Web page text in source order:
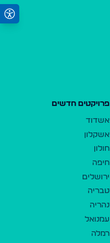
פרויקטים חדשים
אשדוד
אשקלון
חולון
חיפה
ירושלים
טבריה
נהריה
עמנואל
רמלה